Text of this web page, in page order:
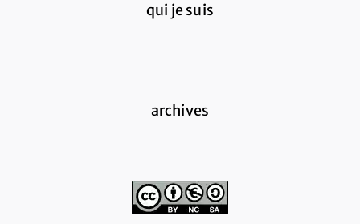
qui je suis
archives